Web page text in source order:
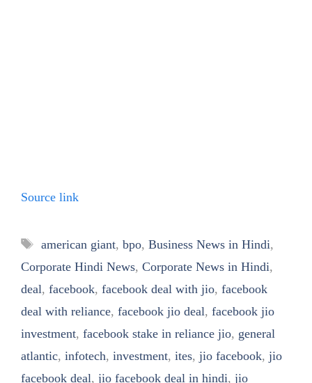
Source link
Tags
american giant, bpo, Business News in Hindi,
Corporate Hindi News, Corporate News in Hindi,
deal, facebook, facebook deal with jio, facebook
deal with reliance, facebook jio deal, facebook jio
investment, facebook stake in reliance jio, general
atlantic, infotech, investment, ites, jio facebook, jio
facebook deal, jio facebook deal in hindi, jio